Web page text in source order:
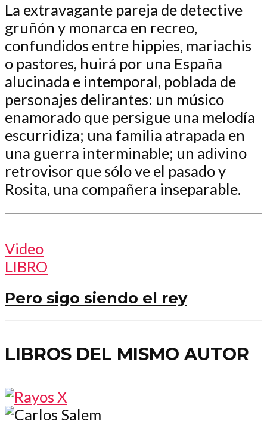
La extravagante pareja de detective
gruñón y monarca en recreo,
confundidos entre hippies, mariachis
o pastores, huirá por una España
alucinada e intemporal, poblada de
personajes delirantes: un músico
enamorado que persigue una melodía
escurridiza; una familia atrapada en
una guerra interminable; un adivino
retrovisor que sólo ve el pasado y
Rosita, una compañera inseparable.
Video
LIBRO
Pero sigo siendo el rey
LIBROS DEL MISMO AUTOR